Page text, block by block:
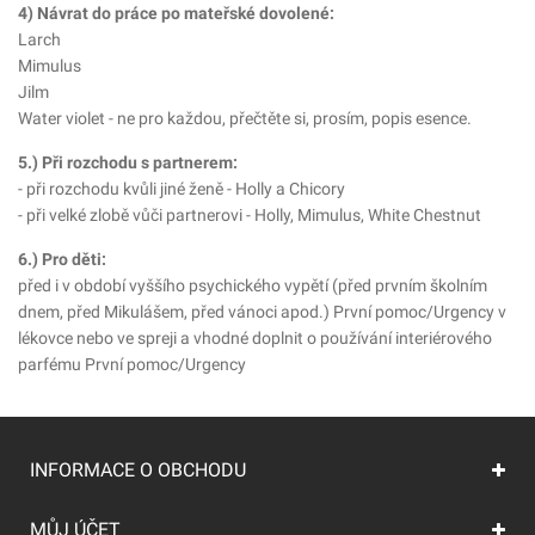
4) Návrat do práce po mateřské dovolené:
Larch
Mimulus
Jilm
Water violet - ne pro každou, přečtěte si, prosím, popis esence.
5.) Při rozchodu s partnerem:
- při rozchodu kvůli jiné ženě - Holly a Chicory
- při velké zlobě vůči partnerovi - Holly, Mimulus, White Chestnut
6.) Pro děti:
před i v období vyššího psychického vypětí (před prvním školním
dnem, před Mikulášem, před vánoci apod.) První pomoc/Urgency v
lékovce nebo ve spreji a vhodné doplnit o používání interiérového
parfému První pomoc/Urgency
INFORMACE O OBCHODU
MŮJ ÚČET